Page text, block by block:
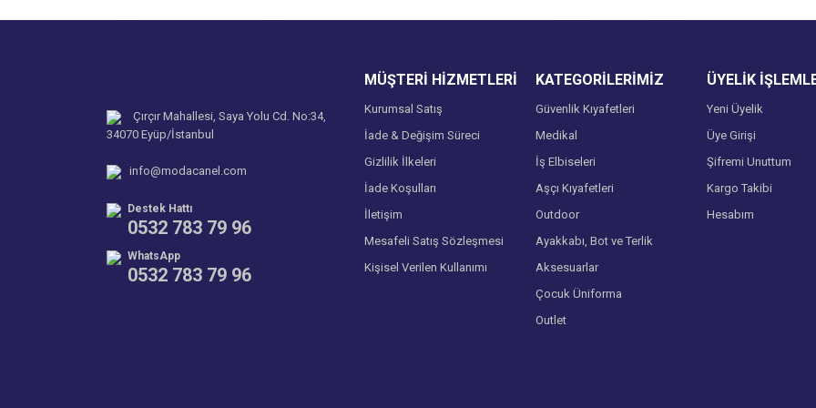
Çırçır Mahallesi, Saya Yolu Cd. No:34,
34070 Eyüp/İstanbul
info@modacanel.com
Destek Hattı
0532 783 79 96
WhatsApp
0532 783 79 96
MÜŞTERİ HİZMETLERİ
Kurumsal Satış
İade & Değişim Süreci
Gizlilik İlkeleri
İade Koşulları
İletişim
Mesafeli Satış Sözleşmesi
Kişisel Verilen Kullanımı
KATEGORİLERİMİZ
Güvenlik Kıyafetleri
Medikal
İş Elbiseleri
Aşçı Kıyafetleri
Outdoor
Ayakkabı, Bot ve Terlik
Aksesuarlar
Çocuk Üniforma
Outlet
ÜYELİK
Yeni Üyelik
Üye Girişi
Şifremi Unuttum
Kargo Takibi
Hesabım